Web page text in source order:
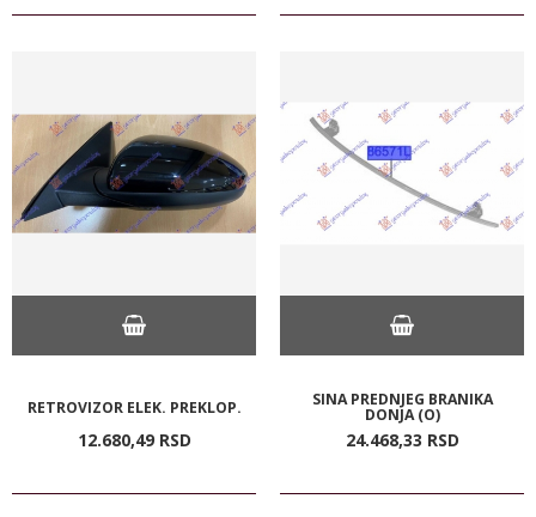
RETROVIZOR ELEK. PREKLOP.
12.680,49 RSD
SINA PREDNJEG BRANIKA
DONJA (O)
24.468,33 RSD